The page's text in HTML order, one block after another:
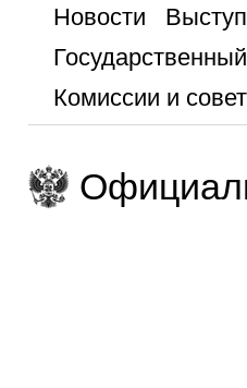
Новости
Комиссии и